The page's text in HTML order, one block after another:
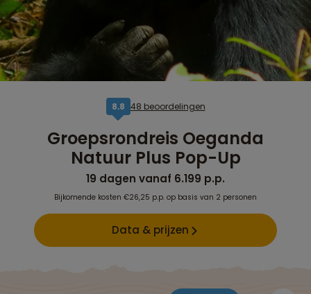
8,8 48 beoordelingen
Groepsrondreis Oeganda
Natuur Plus Pop-Up
19 dagen vanaf 6.199 p.p.
Bijkomende kosten €26,25 p.p. op basis van 2 personen
Data & prijzen